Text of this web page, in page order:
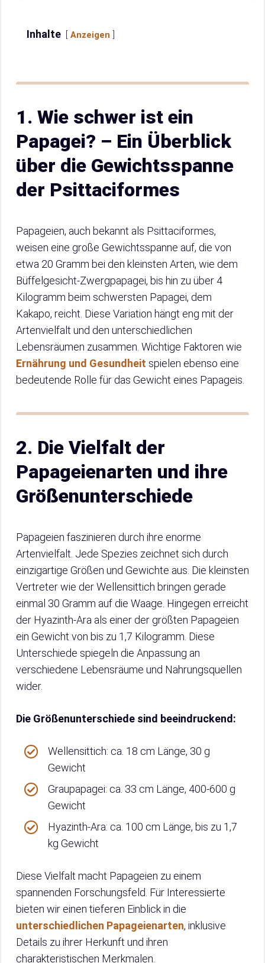
Inhalte Anzeigen
1. Wie schwer ist ein
Papagei? – Ein Überblick
über die Gewichtsspanne
der Psittaciformes
Papageien, auch bekannt als Psittaciformes,
weisen eine große Gewichtsspanne auf, die von
etwa 20 Gramm bei den kleinsten Arten, wie dem
Büffelgesicht-Zwergpapagei, bis hin zu über 4
Kilogramm beim schwersten Papagei, dem
Kakapo, reicht. Diese Variation hängt eng mit der
Artenvielfalt und den unterschiedlichen
Lebensräumen zusammen. Wichtige Faktoren wie
Ernährung und Gesundheit spielen ebenso eine
bedeutende Rolle für das Gewicht eines Papageis.
2. Die Vielfalt der
Papageienarten und ihre
Größenunterschiede
Papageien faszinieren durch ihre enorme
Artenvielfalt. Jede Spezies zeichnet sich durch
einzigartige Größen und Gewichte aus. Die kleinsten
Vertreter wie der Wellensittich bringen gerade
einmal 30 Gramm auf die Waage. Hingegen erreicht
der Hyazinth-Ara als einer der größten Papageien
ein Gewicht von bis zu 1,7 Kilogramm. Diese
Unterschiede spiegeln die Anpassung an
verschiedene Lebensräume und Nahrungsquellen
wider.
Die Größenunterschiede sind beeindruckend:
Wellensittich: ca. 18 cm Länge, 30 g
Gewicht
Graupapagei: ca. 33 cm Länge, 400-600 g
Gewicht
Hyazinth-Ara: ca. 100 cm Länge, bis zu 1,7
kg Gewicht
Diese Vielfalt macht Papageien zu einem
spannenden Forschungsfeld. Für Interessierte
bieten wir einen tieferen Einblick in die
unterschiedlichen Papageienarten, inklusive
Details zu ihrer Herkunft und ihren
charakteristischen Merkmalen.